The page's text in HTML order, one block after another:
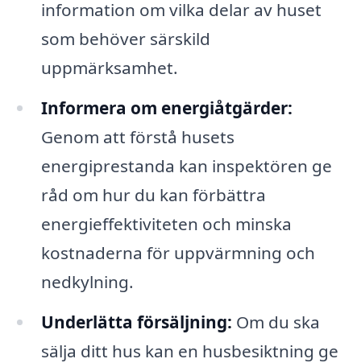
information om vilka delar av huset
som behöver särskild
uppmärksamhet.
Informera om energiåtgärder:
Genom att förstå husets
energiprestanda kan inspektören ge
råd om hur du kan förbättra
energieffektiviteten och minska
kostnaderna för uppvärmning och
nedkylning.
Underlätta försäljning: Om du ska
sälja ditt hus kan en husbesiktning ge